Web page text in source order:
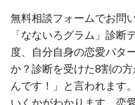
無料相談フォームでお問
「なないろグラム」診断
度、自分自身の恋愛パタ
か？診断を受けた8割の
んです！」と言われます
いくかがわかります。恋